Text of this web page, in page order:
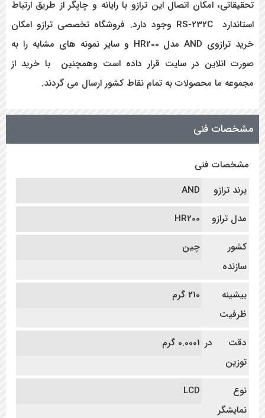
تحقیقاتی، امکان اتصال این ترازو با رایانه و چاپگر از طریق ارتباط
استاندارد RS-232C
وجود دارد. فروشگاه تخصصی ترازو امکان
خرید ترازوی AND مدل HR200 و سایر نمونه های مشابه را به
صورت انلاین در سایت قرار داده است وهمچنین با خرید از
مجموعه ما محصولات به تمام نقاط کشور ارسال می گردند.
مشخصات فنی
مشخصات فنی
برند ترازو
AND
مدل ترازو
HR200
کشور
سازنده
چین
بیشینه
ظرفیت
210 گرم
دقت در
توزین
0.0001 گرم
نوع
نمایشگر
LCD